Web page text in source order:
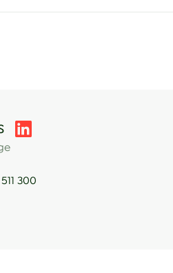
tevens voorzien van een
middel van een glazen
CV-kast.
511 300